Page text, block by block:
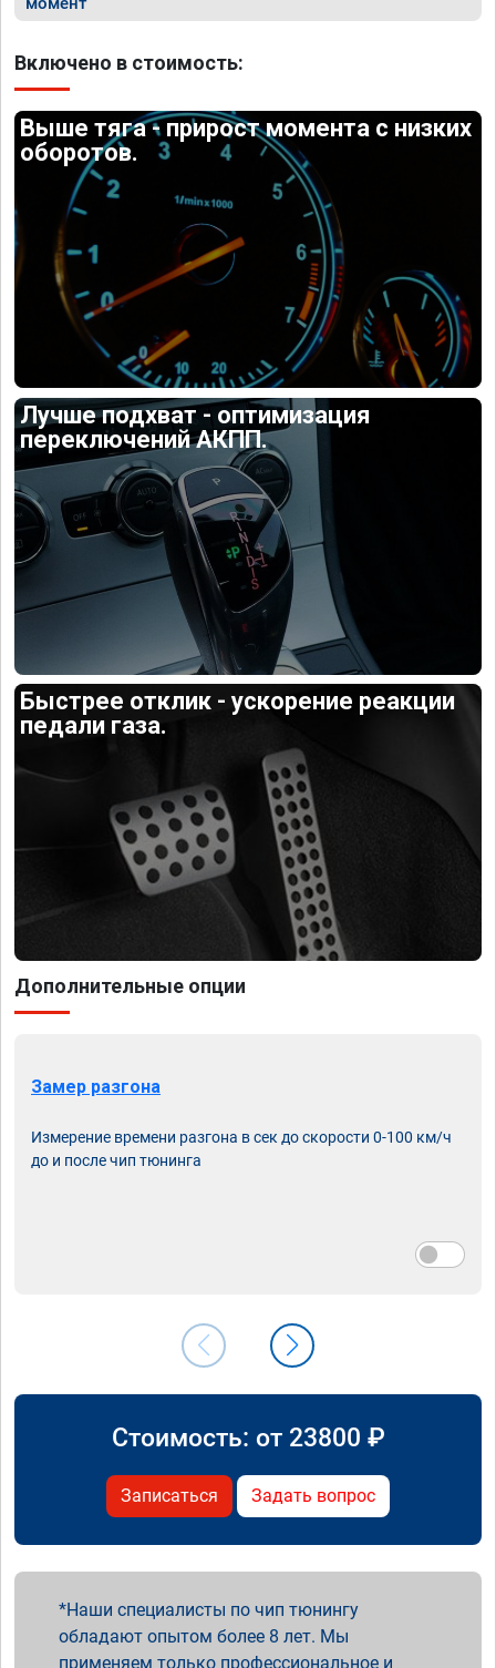
Включено в стоимость:
Выше тяга - прирост момента с низких
оборотов.
Лучше подхват - оптимизация
переключений АКПП.
Быстрее отклик - ускорение реакции
педали газа.
Дополнительные опции
Замер разгона
Измерение времени разгона в сек до скорости 0-100 км/ч
до и после чип тюнинга
Стоимость: от 23800 ₽
Записаться Задать вопрос
Наши специалисты по чип тюнингу
обладают опытом более 8 лет. Мы
применяем только профессиональное и